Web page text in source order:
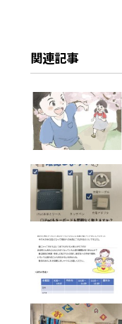
関連記事